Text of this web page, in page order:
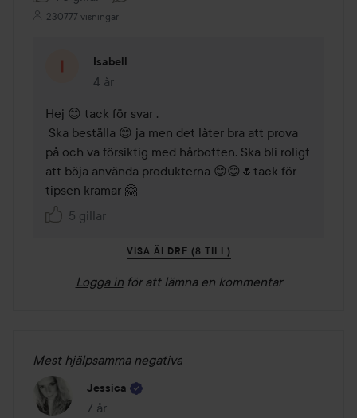
230777 visningar
Isabell
4 år
Kommentaren lades 4 år
Hej 😊 tack för svar .
på och va försiktig med hårbotten. Ska bli roligt
att böja använda produkterna 😊😊🌷tack för
tipsen kramar 🤗
5 gillar
VISA ÄLDRE (8 TILL)
Logga in för att lämna en kommentar
Mest hjälpsamma negativa
Jessica
7 år
Inlägget skapades 7 år